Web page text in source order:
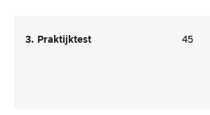
3. Praktijktest 45